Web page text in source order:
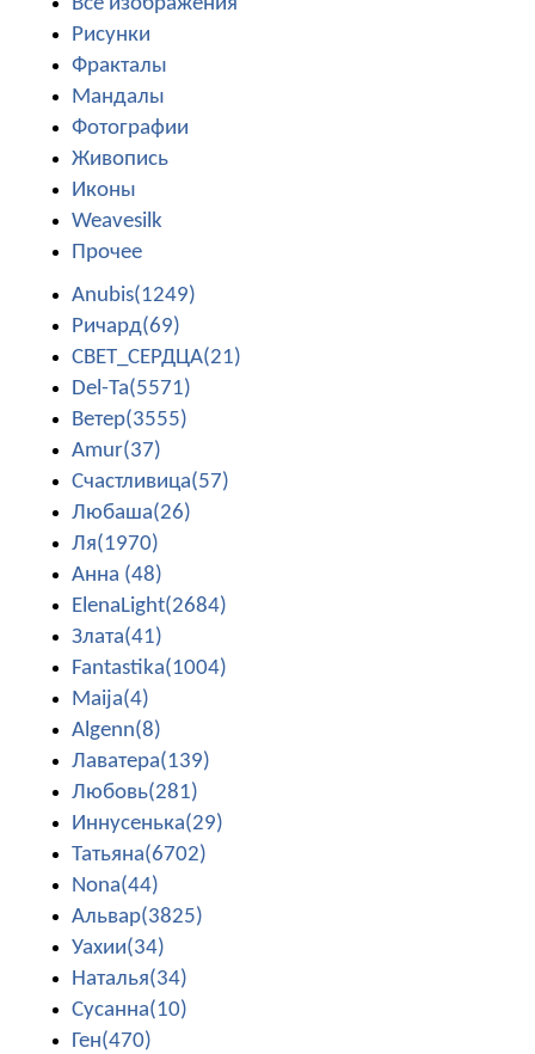
Рисунки
Фракталы
Мандалы
Фотографии
Живопись
Иконы
Weavesilk
Прочее
Anubis(1249)
Ричард(69)
СВЕТ_СЕРДЦА(21)
Del-Ta(5571)
Ветер(3555)
Amur(37)
Счастливица(57)
Любаша(26)
Ля(1970)
Анна (48)
ElenaLight(2684)
Злата(41)
Fantastika(1004)
Maija(4)
Algenn(8)
Лаватера(139)
Любовь(281)
Иннусенька(29)
Татьяна(6702)
Nona(44)
Альвар(3825)
Уахии(34)
Наталья(34)
Сусанна(10)
Ген(470)